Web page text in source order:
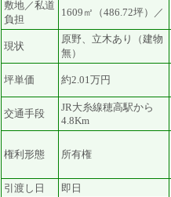
敷地／私道
負担
1609㎡（486.72坪）／
現状
原野、立木あり（建物
無）
坪単価 約2.01万円
交通手段
JR大糸線穂高駅から
4.8Km
権利形態 所有権
引渡し日
即日